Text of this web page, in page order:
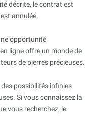
décrite, le contrat est
annulée.
opportunité
ligne offre un monde de
de pierres précieuses.
possibilités infinies
Si vous connaissez la
vous recherchez, le